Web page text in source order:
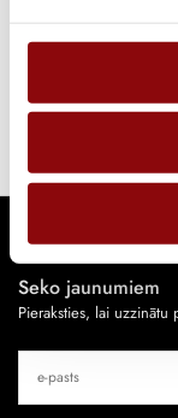
Seko jaunumiem
Pieraksties, lai uzzinātu